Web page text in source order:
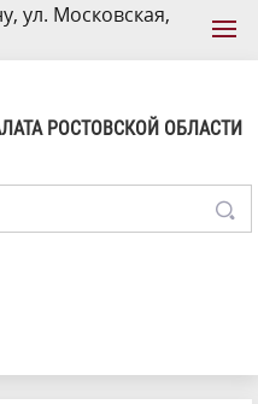
ул. Московская,
РОСТОВСКОЙ ОБЛАСТИ